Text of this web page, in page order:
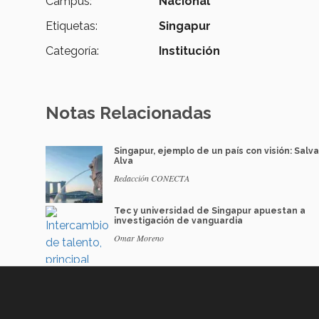
Etiquetas:
Singapur
Categoría:
Institución
Notas Relacionadas
Singapur, ejemplo de un país con visión:
Alva
Redacción CONECTA
Tec y universidad de Singapur apuestan a
investigación de vanguardia
Omar Moreno